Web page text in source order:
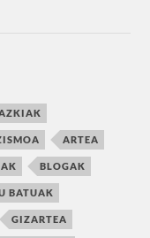
ARTEA
BLOGAK
BATUAK
GIZARTEA